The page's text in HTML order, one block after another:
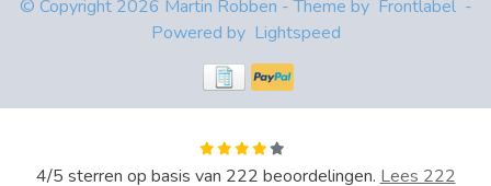
© Copyright 2026 Martin Robben - Theme by Frontlabel -
Powered by Lightspeed
4/5 sterren op basis van 222 beoordelingen. Lees 222